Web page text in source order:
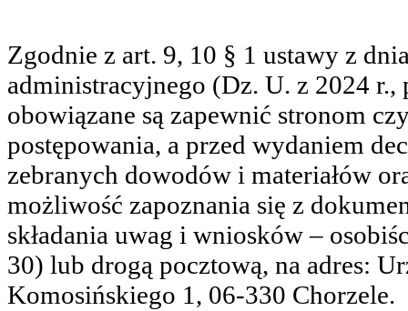
Zgodnie z art. 9, 10 § 1 ustawy z
administracyjnego (Dz. U. z 2024
obowiązane są zapewnić stronom
postępowania, a przed wydaniem
zebranych dowodów i materiałów
możliwość zapoznania się z
składania uwag i wniosków –
30) lub drogą pocztową, na adres:
Komosińskiego 1, 06-330 Chorzele.